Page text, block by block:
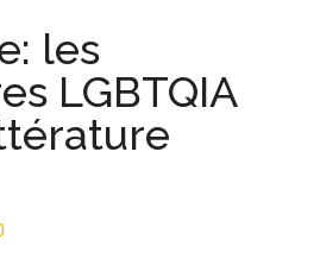
les
LGBTQIA